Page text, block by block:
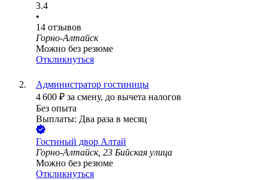
3.4
•
14 отзывов
Горно-Алтайск
Можно без резюме
Откликнуться
Администратор гостиницы
4 600 ₽ за смену, до вычета налогов
Без опыта
Выплаты: Два раза в месяц
Гостиный двор Алтай
Горно-Алтайск, 23 Бийская улица
Можно без резюме
Откликнуться